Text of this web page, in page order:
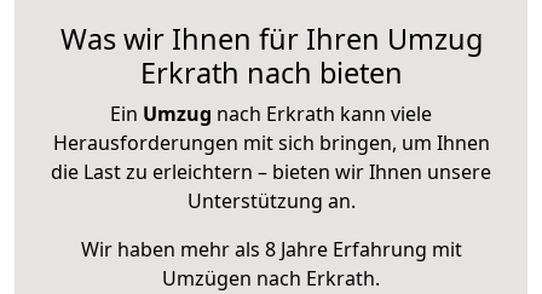
Was wir Ihnen für Ihren Umzug
Erkrath nach bieten
Ein Umzug nach Erkrath kann viele
Herausforderungen mit sich bringen, um Ihnen
die Last zu erleichtern – bieten wir Ihnen unsere
Unterstützung an.
Wir haben mehr als 8 Jahre Erfahrung mit
Umzügen nach Erkrath.